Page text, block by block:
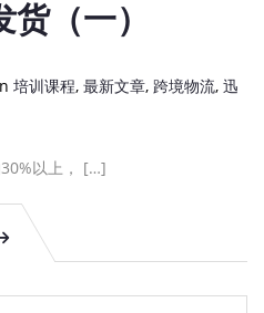
（一）
培训课程, 最新文章, 跨境物流, 迅
以上， […]